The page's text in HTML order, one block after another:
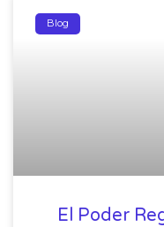
Blog
El Poder